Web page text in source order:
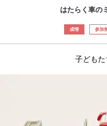
はたらく車の
成増 参加
子どもた